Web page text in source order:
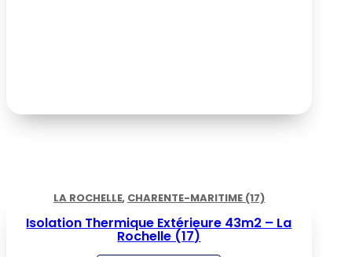
LA ROCHELLE, CHARENTE-MARITIME (17)
Isolation Thermique Extérieure 43m2 – La
Rochelle (17)